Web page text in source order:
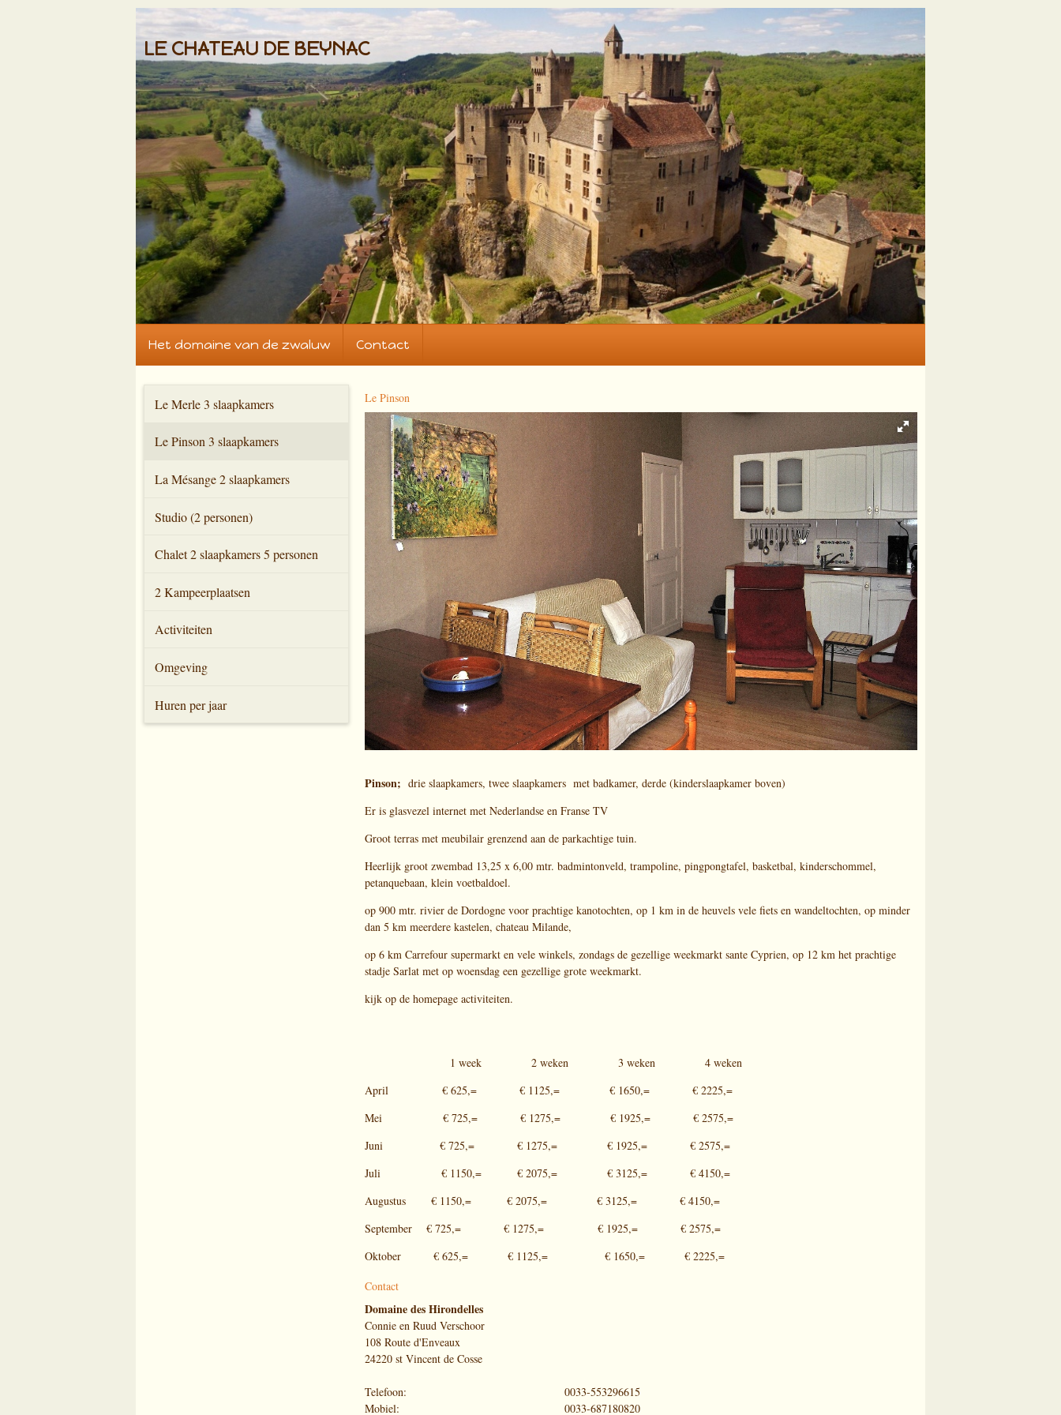
LE CHATEAU DE BEYNAC
Het domaine van de zwaluw Contact
Le Pinson
Pinson; drie slaapkamers, twee slaapkamers met badkamer, derde (kinderslaapkamer boven)
Er is glasvezel internet met Nederlandse en Franse TV
Groot terras met meubilair grenzend aan de parkachtige tuin.
Heerlijk groot zwembad 13,25 x 6,00 mtr. badmintonveld, trampoline, pingpongtafel, basketbal, kinderschommel,
petanquebaan, klein voetbaldoel.
op 900 mtr. rivier de Dordogne voor prachtige kanotochten, op 1 km in de heuvels vele fiets en wandeltochten, op minder
dan 5 km meerdere kastelen, chateau Milande,
op 6 km Carrefour supermarkt en vele winkels, zondags de gezellige weekmarkt sante Cyprien, op 12 km het prachtige
stadje Sarlat met op woensdag een gezellige grote weekmarkt.
kijk op de homepage activiteiten.
1 week 2 weken 3 weken 4 weken
April € 625,= € 1125,= € 1650,= € 2225,=
Mei € 725,= € 1275,= € 1925,= € 2575,=
Juni € 725,= € 1275,= € 1925,= € 2575,=
Juli € 1150,= € 2075,= € 3125,= € 4150,=
Augustus € 1150,= € 2075,= € 3125,= € 4150,=
September € 725,= € 1275,= € 1925,= € 2575,=
Oktober € 625,= € 1125,= € 1650,= € 2225,=
Contact
Domaine des Hirondelles
Connie en Ruud Verschoor
108 Route d'Enveaux
24220 st Vincent de Cosse
Telefoon:
0033-553296615
Mobiel:
0033-687180820
Le Merle 3 slaapkamers
Le Pinson 3 slaapkamers
La Mésange 2 slaapkamers
Studio (2 personen)
Chalet 2 slaapkamers 5 personen
2 Kampeerplaatsen
Activiteiten
Omgeving
Huren per jaar